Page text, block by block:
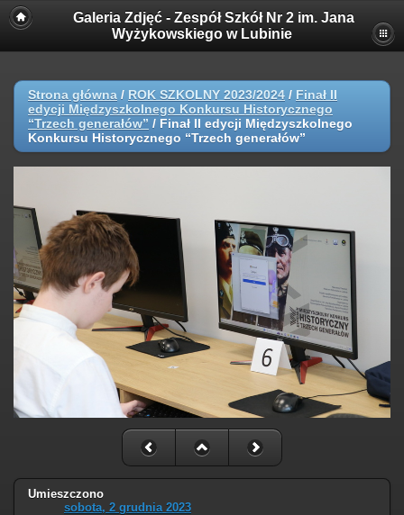
Galeria Zdjęć - Zespół Szkół Nr 2 im. Jana
Wyżykowskiego w Lubinie
Strona główna / ROK SZKOLNY 2023/2024 / Finał II
edycji Międzyszkolnego Konkursu Historycznego
“Trzech generałów” / Finał II edycji Międzyszkolnego
Konkursu Historycznego “Trzech generałów”
Umieszczono
sobota, 2 grudnia 2023